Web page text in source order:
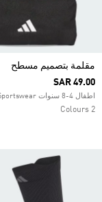
مقلمة بتصميم مسطح
SAR 49.00
اطفال 4-8 سنوات Sportswear
2 Colours